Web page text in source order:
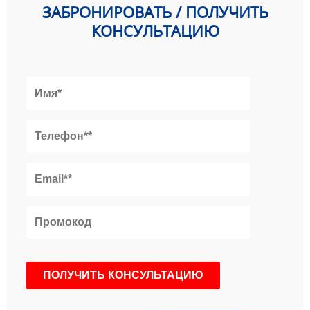
ЗАБРОНИРОВАТЬ / ПОЛУЧИТЬ
КОНСУЛЬТАЦИЮ